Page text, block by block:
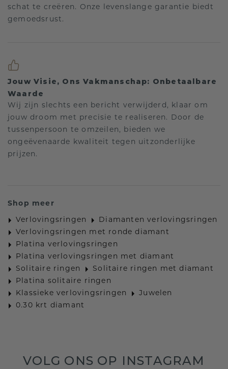
schat te creëren. Onze levenslange garantie biedt
gemoedsrust.
Jouw Visie, Ons Vakmanschap: Onbetaalbare
Waarde
Wij zijn slechts een bericht verwijderd, klaar om
jouw droom met precisie te realiseren. Door de
tussenpersoon te omzeilen, bieden we
ongeëvenaarde kwaliteit tegen uitzonderlijke
prijzen.
Shop meer
Verlovingsringen
Diamanten verlovingsringen
Verlovingsringen met ronde diamant
Platina verlovingsringen
Platina verlovingsringen met diamant
Solitaire ringen
Solitaire ringen met diamant
Platina solitaire ringen
Klassieke verlovingsringen
Juwelen
0.30 krt diamant
VOLG ONS OP INSTAGRAM